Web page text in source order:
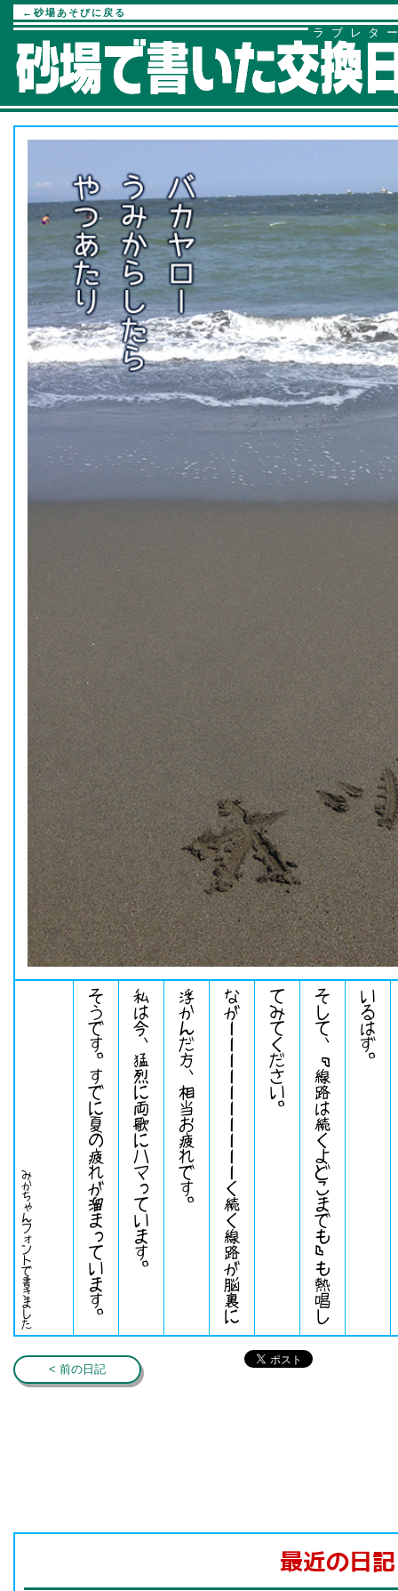
←砂場あそびに戻る
ラブレタ
。
そ
し
て
、
「
線
路
は
続
く
よ
ど
こ
ま
で
も
」
も
熱
唱
し
て
み
て
く
だ
さ
い
。
な
が
ー
ー
ー
ー
ー
ー
ー
ー
ー
ー
く
続
く
線
路
が
脳
裏
に
浮
か
ん
だ
方
、
相
当
お
疲
れ
で
す
。
私は今、猛烈に両歌にハマっています。
そうです。すでに夏の疲れが溜まっています。
みかちゃんフォントで書きました
< 前の日記
最近の日記